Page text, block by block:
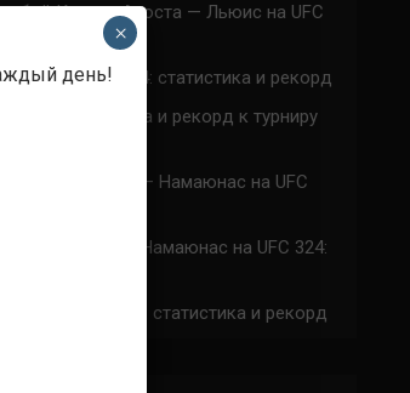
бой Кортес-Акоста — Льюис на UFC
на UFC 324: статистика и рекорд
статистика и рекорд к турниру
бой Сильва — Намаюнас на UFC
бой Сильва — Намаюнас на UFC 324:
на UFC 324: статистика и рекорд
день!
×